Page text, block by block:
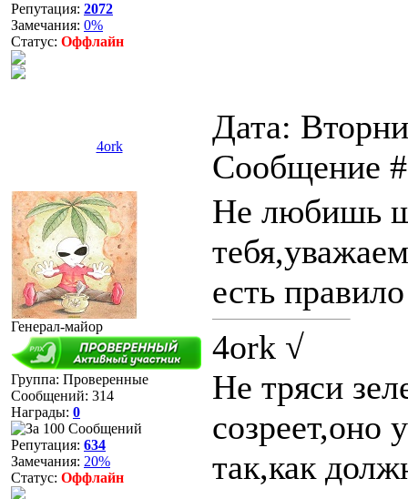
Репутация: 2072
Замечания: 0%
Статус: Оффлайн
4ork
Дата:
Сообщение
Генерал-майор
Группа: Проверенные
Сообщений: 314
Награды: 0
Репутация: 634
Замечания: 20%
Статус: Оффлайн
Не любишь
есть
4ork √
Не тряси
созреет,оно
так,как